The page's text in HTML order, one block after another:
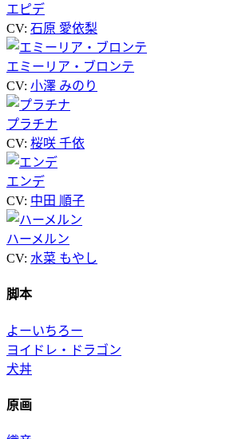
エピデ
CV: 石原 愛依梨
エミーリア・ブロンテ
CV: 小澤 みのり
プラチナ
CV: 桜咲 千依
エンデ
CV: 中田 順子
ハーメルン
CV: 水菜 もやし
脚本
よーいちろー
ヨイドレ・ドラゴン
犬丼
原画